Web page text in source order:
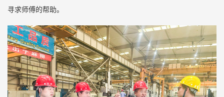
寻求师傅的帮助。